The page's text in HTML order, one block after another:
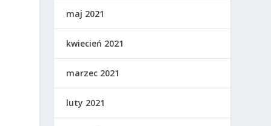
maj 2021
kwiecień 2021
marzec 2021
luty 2021